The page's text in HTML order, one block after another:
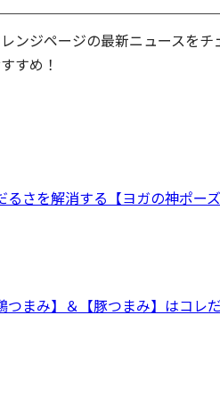
ンジページの最新ニュースを
すめ！
さを解消する【ヨガの神ポー
まみ】＆【豚つまみ】はコレだ